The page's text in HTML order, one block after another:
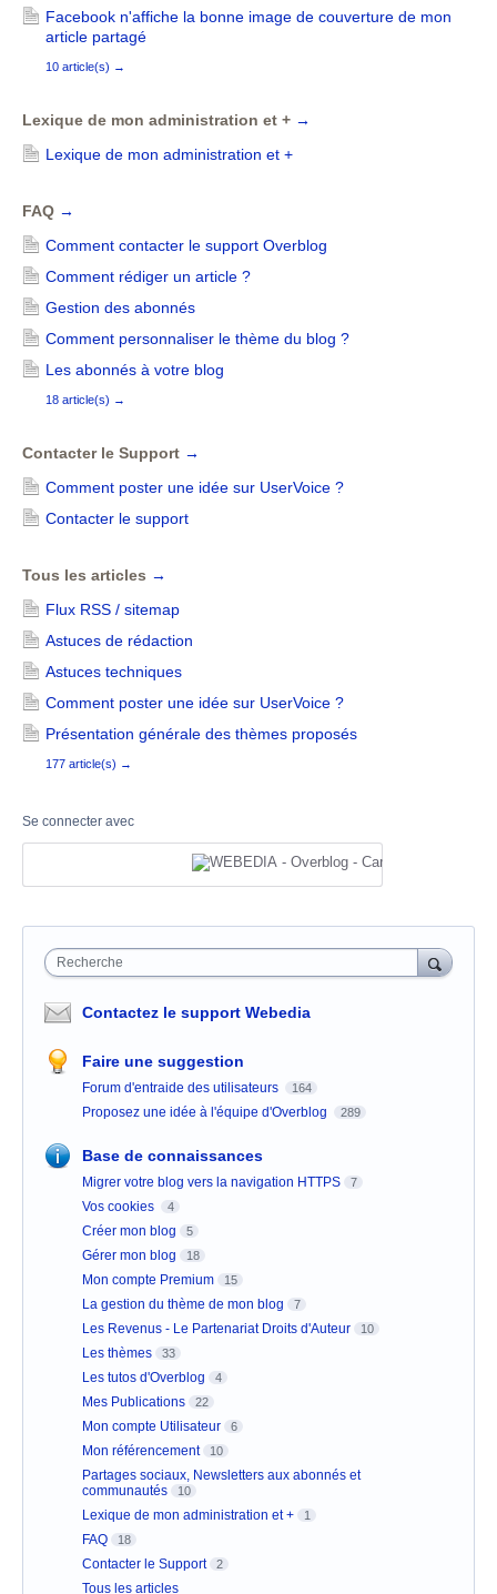
Facebook n'affiche la bonne image de couverture de mon
article partagé
10 article(s) →
Lexique de mon administration et + →
Lexique de mon administration et +
FAQ →
Comment contacter le support Overblog
Comment rédiger un article ?
Gestion des abonnés
Comment personnaliser le thème du blog ?
Les abonnés à votre blog
18 article(s) →
Contacter le Support →
Comment poster une idée sur UserVoice ?
Contacter le support
Tous les articles →
Flux RSS / sitemap
Astuces de rédaction
Astuces techniques
Comment poster une idée sur UserVoice ?
Présentation générale des thèmes proposés
177 article(s) →
Se connecter avec
Recherche
Contactez le support Webedia
Faire une suggestion
Forum d'entraide des utilisateurs 164
Proposez une idée à l'équipe d'Overblog 289
Base de connaissances
Migrer votre blog vers la navigation HTTPS 7
Vos cookies 4
Créer mon blog 5
Gérer mon blog 18
Mon compte Premium 15
La gestion du thème de mon blog 7
Les Revenus - Le Partenariat Droits d'Auteur 10
Les thèmes 33
Les tutos d'Overblog 4
Mes Publications 22
Mon compte Utilisateur 6
Mon référencement 10
Partages sociaux, Newsletters aux abonnés et
communautés
10
Lexique de mon administration et + 1
FAQ 18
Contacter le Support 2
Tous les articles